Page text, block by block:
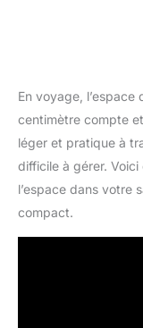
En voyage,
centimètre compte
léger et pratique à
difficile à gérer.
l’espace dans votre
compact.